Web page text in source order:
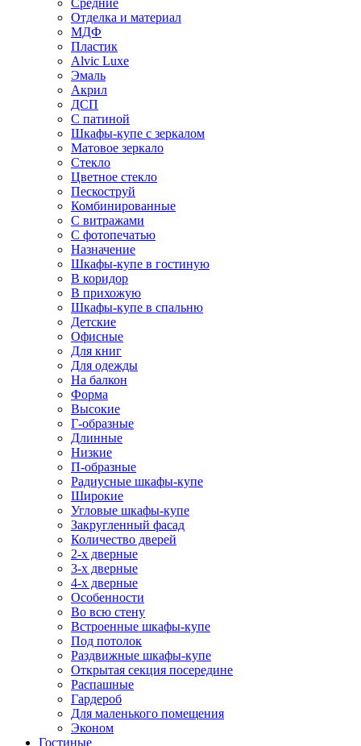
Средние
Отделка и материал
МДФ
Пластик
Alvic Luxe
Эмаль
Акрил
ДСП
С патиной
Шкафы-купе с зеркалом
Матовое зеркало
Стекло
Цветное стекло
Пескоструй
Комбинированные
С витражами
С фотопечатью
Назначение
Шкафы-купе в гостиную
В коридор
В прихожую
Шкафы-купе в спальню
Детские
Офисные
Для книг
Для одежды
На балкон
Форма
Высокие
Г-образные
Длинные
Низкие
П-образные
Радиусные шкафы-купе
Широкие
Угловые шкафы-купе
Закругленный фасад
Количество дверей
2-х дверные
3-х дверные
4-х дверные
Особенности
Во всю стену
Встроенные шкафы-купе
Под потолок
Раздвижные шкафы-купе
Открытая секция посередине
Распашные
Гардероб
Для маленького помещения
Эконом
Гостиные